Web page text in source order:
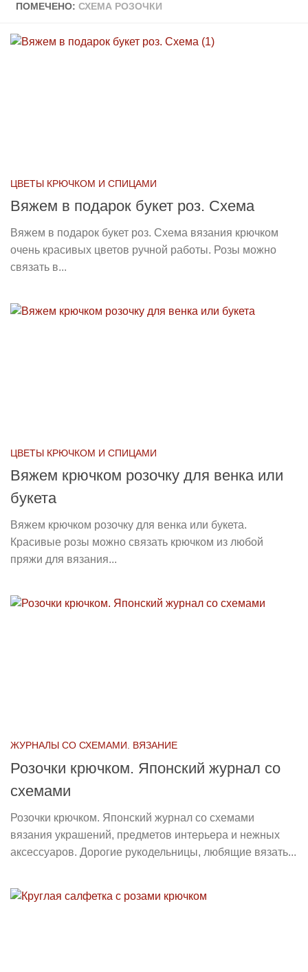
ПОМЕЧЕНО: СХЕМА РОЗОЧКИ
ЦВЕТЫ КРЮЧКОМ И СПИЦАМИ
Вяжем в подарок букет роз. Схема
Вяжем в подарок букет роз. Схема вязания крючком
очень красивых цветов ручной работы. Розы можно
связать в...
ЦВЕТЫ КРЮЧКОМ И СПИЦАМИ
Вяжем крючком розочку для венка или
букета
Вяжем крючком розочку для венка или букета.
Красивые розы можно связать крючком из любой
пряжи для вязания...
ЖУРНАЛЫ СО СХЕМАМИ. ВЯЗАНИЕ
Розочки крючком. Японский журнал со
схемами
Розочки крючком. Японский журнал со схемами
вязания украшений, предметов интерьера и нежных
аксессуаров. Дорогие рукодельницы, любящие вязать...